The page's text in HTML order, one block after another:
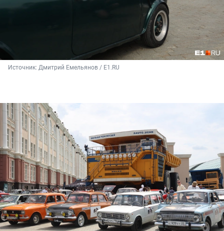
Источник: Дмитрий Емельянов / E1.RU